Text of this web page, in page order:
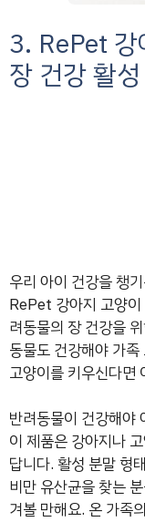
3. RePet 강
장 건강 활
우리 아이 건강을 챙
RePet 강아지 고양
려동물의 장 건강을
동물도 건강해야 가
고양이를 키우신다면
반려동물이 건강해야
이 제품은 강아지나
답니다. 활성 분말 형
비만 유산균을 찾는
겨볼 만해요. 온 가족